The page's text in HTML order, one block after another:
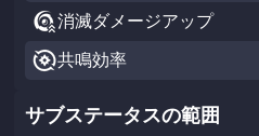
消滅ダメージアップ
共鳴効率
サブステータスの範囲